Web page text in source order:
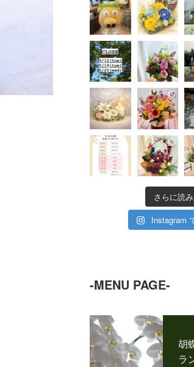
さらに読
Instagram
-MENU PAGE-
胡
ラ